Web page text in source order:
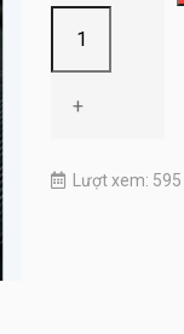
+
Lượt xem: 595